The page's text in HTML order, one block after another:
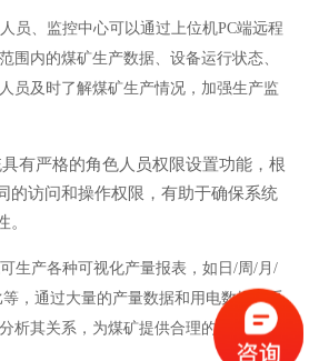
员、监控中心可以通过上位机PC端远程
围内的煤矿生产数据、设备运行状态、
员及时了解煤矿生产情况，加强生产监
有严格的角色人员权限设置功能，根
的访问和操作权限，有助于确保系统
。
生产各种可视化产量报表，如日 /周/月/
，通过大量的产量数据和用电数据，系
析其关系，为煤矿提供合理的节能生产